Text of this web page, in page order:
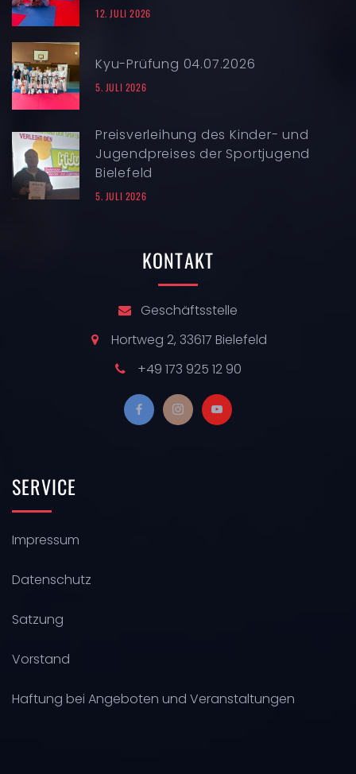
12. JULI 2026
Kyu-Prüfung 04.07.2026
5. JULI 2026
Preisverleihung des Kinder- und
Jugendpreises der Sportjugend
Bielefeld
5. JULI 2026
KONTAKT
Geschäftsstelle
Hortweg 2, 33617 Bielefeld
+49 173 925 12 90
SERVICE
Impressum
Datenschutz
Satzung
Vorstand
Haftung bei Angeboten und Veranstaltungen